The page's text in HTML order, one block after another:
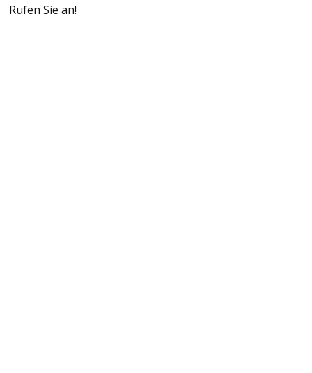
Rufen Sie an!